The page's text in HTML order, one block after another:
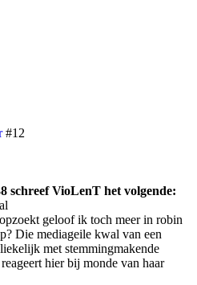
#12
schreef VioLenT het volgende:
geloof ik toch meer in robin
Die mediageile kwal van een
met stemmingmakende
hier bij monde van haar